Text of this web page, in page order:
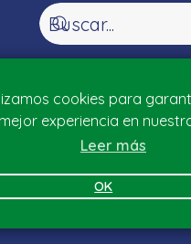
cookies para
mejor experiencia en
Leer más
OK
by LiteSpeed Web Server
that LiteSpeed Technologies